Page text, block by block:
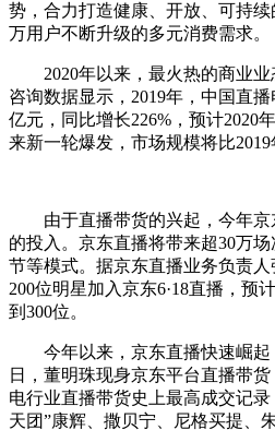
势，合力打造健康、开放、可持
万用户不断升级的多元消费需求。
2020年以来，最火热的商业业
咨询数据显示，2019年，中国直
亿元，同比增长226%，预计2020
来新一轮爆发，市场规模将比2019
由于直播带货的兴起，今年京
的投入。京东直播将带来超30万
节等模式。据京东直播业务负责
200位明星加入京东6·18直播，预
到300位。
今年以来，京东直播快速崛起
日，董明珠现身京东平台直播带
电行业直播带货史上最高成交记
天团”康辉、撒贝宁、尼格买提、